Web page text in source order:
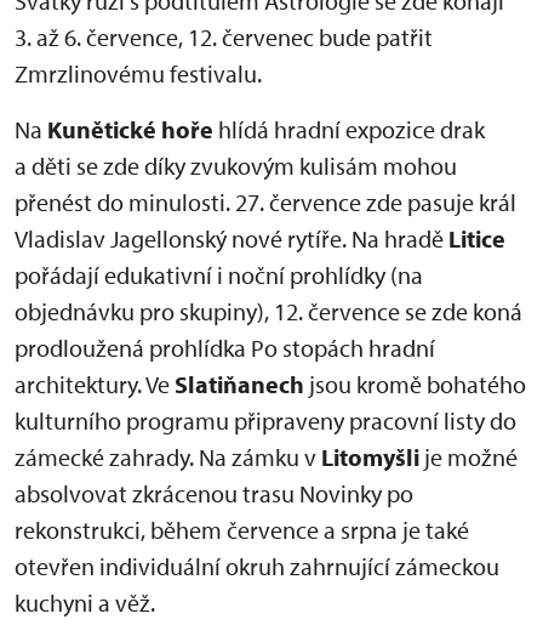
3. až 6. července, 12. červenec bude patřit
Zmrzlinovému festivalu.
Na Kunětické hoře hlídá hradní expozice drak
a děti se zde díky zvukovým kulisám mohou
přenést do minulosti. 27. července zde pasuje král
Vladislav Jagellonský nové rytíře. Na hradě Litice
pořádají edukativní i noční prohlídky (na
objednávku pro skupiny), 12. července se zde koná
prodloužená prohlídka Po stopách hradní
architektury. Ve Slatiňanech jsou kromě bohatého
kulturního programu připraveny pracovní listy do
zámecké zahrady. Na zámku v Litomyšli je možné
absolvovat zkrácenou trasu Novinky po
rekonstrukci, během července a srpna je také
otevřen individuální okruh zahrnující zámeckou
kuchyni a věž.